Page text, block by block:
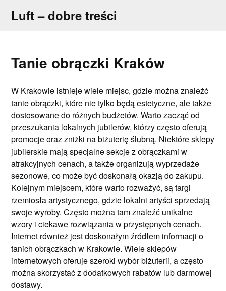
Luft – dobre treści
Tanie obrączki Kraków
W Krakowie istnieje wiele miejsc, gdzie można znaleźć
tanie obrączki, które nie tylko będą estetyczne, ale także
dostosowane do różnych budżetów. Warto zacząć od
przeszukania lokalnych jubilerów, którzy często oferują
promocje oraz zniżki na biżuterię ślubną. Niektóre sklepy
jubilerskie mają specjalne sekcje z obrączkami w
atrakcyjnych cenach, a także organizują wyprzedaże
sezonowe, co może być doskonałą okazją do zakupu.
Kolejnym miejscem, które warto rozważyć, są targi
rzemiosła artystycznego, gdzie lokalni artyści sprzedają
swoje wyroby. Często można tam znaleźć unikalne
wzory i ciekawe rozwiązania w przystępnych cenach.
Internet również jest doskonałym źródłem informacji o
tanich obrączkach w Krakowie. Wiele sklepów
internetowych oferuje szeroki wybór biżuterii, a często
można skorzystać z dodatkowych rabatów lub darmowej
dostawy.